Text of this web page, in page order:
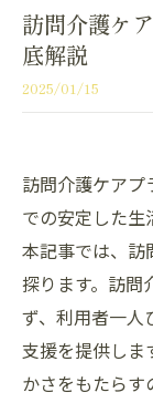
訪問介護ケ
底解説
2025/01/15
訪問介護ケア
での安定した生
本記事では、訪
探ります。訪問
ず、利用者一人
支援を提供しま
かさをもたらす